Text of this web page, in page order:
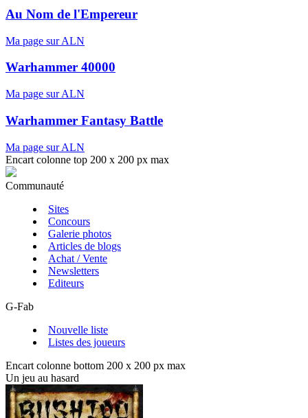
Au Nom de l'Empereur
Ma page sur ALN
Warhammer 40000
Ma page sur ALN
Warhammer Fantasy Battle
Ma page sur ALN
Encart colonne top 200 x 200 px max
Communauté
Sites
Concours
Galerie photos
Articles de blogs
Achat / Vente
Newsletters
Editeurs
G-Fab
Nouvelle liste
Listes des joueurs
Encart colonne bottom 200 x 200 px max
Un jeu au hasard